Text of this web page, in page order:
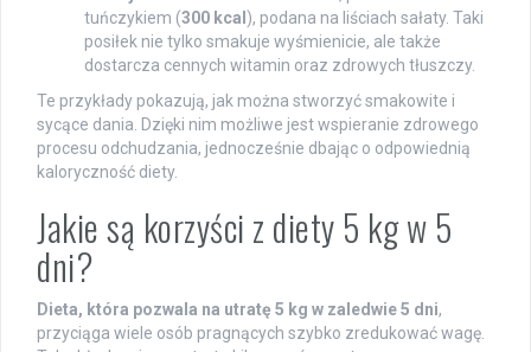
tuńczykiem (300 kcal ), podana na liściach sałaty. Taki
posiłek nie tylko smakuje wyśmienicie, ale także
dostarcza cennych witamin oraz zdrowych tłuszczy.
Te przykłady pokazują, jak można stworzyć smakowite i
sycące dania. Dzięki nim możliwe jest wspieranie zdrowego
procesu odchudzania, jednocześnie dbając o odpowiednią
kaloryczność diety.
Jakie są korzyści z diety 5 kg w 5
dni?
Dieta, która pozwala na utratę 5 kg w zaledwie 5 dni,
przyciąga wiele osób pragnących szybko zredukować wagę.